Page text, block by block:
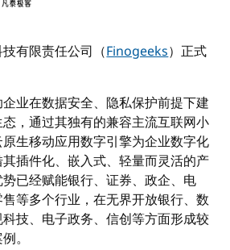
有限责任公司（Finogeeks）正式
业在数据安全、隐私保护前提下建
，通过其独有的兼容主流互联网小
生移动应用数字引擎为企业数字化
插件化、嵌入式、轻量而灵活的产
已经赋能银行、证券、政企、电
等多个行业，在无界开放银行、数
技、电子政务、信创等方面形成较
。